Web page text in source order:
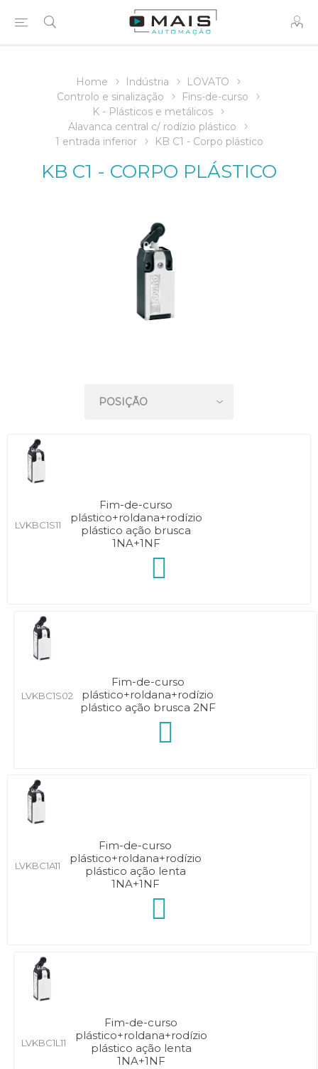
Home Indústria
LOVATO
Controlo e sinalização
Fins-de-curso
K - Plásticos e metálicos
Alavanca central c/ rodízio plástico
1 entrada inferior
KB C1 - Corpo plástico
KB C1 - CORPO PLÁSTICO
LVKBC1S11
Fim-de-curso
plástico+roldana+rodízio
plástico ação brusca
1NA+1NF
LVKBC1S02
Fim-de-curso
plástico+roldana+rodízio
plástico ação brusca 2NF
LVKBC1A11
Fim-de-curso
plástico+roldana+rodízio
plástico ação lenta
1NA+1NF
LVKBC1L11
Fim-de-curso
plástico+roldana+rodízio
plástico ação lenta
1NA+1NF